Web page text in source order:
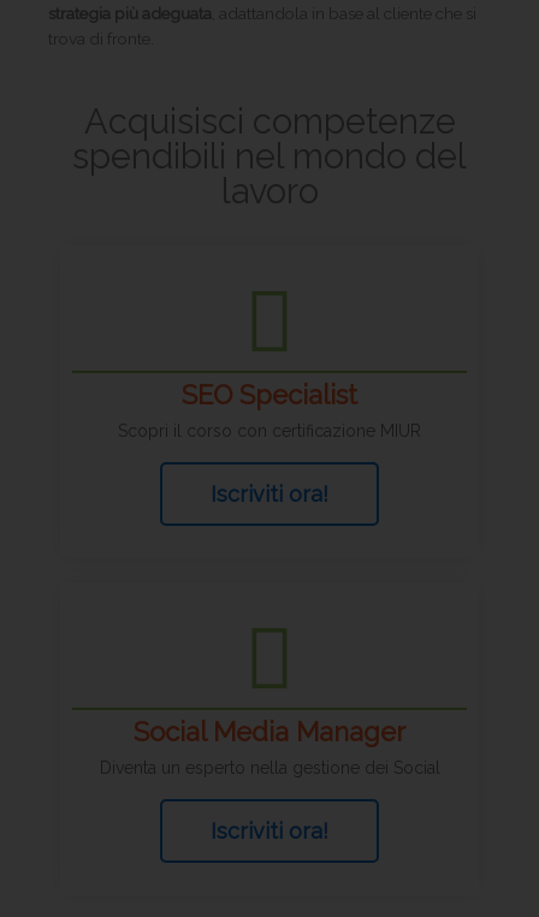
strategia più adeguata , adattandola in base al cliente che si
trova di fronte.
Acquisisci competenze
spendibili nel mondo del
lavoro
SEO Specialist
Scopri il corso con certificazione MIUR
Iscriviti ora!
Social Media Manager
Diventa un esperto nella gestione dei Social
Iscriviti ora!